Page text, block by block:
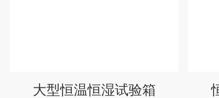
大型恒温恒湿试验箱